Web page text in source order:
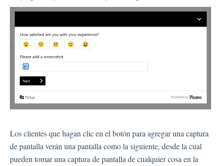
Los clientes que hagan clic en el botón para agregar una captura
de pantalla verán una pantalla como la siguiente, desde la cual
pueden tomar una captura de pantalla de cualquier cosa en la